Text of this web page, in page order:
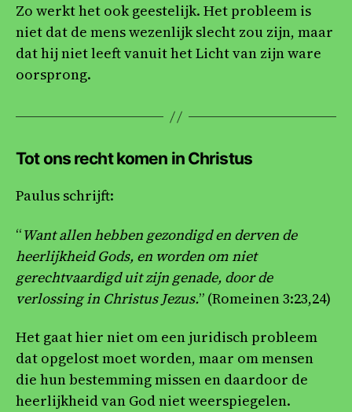
Zo werkt het ook geestelijk. Het probleem is
niet dat de mens wezenlijk slecht zou zijn, maar
dat hij niet leeft vanuit het Licht van zijn ware
oorsprong.
Tot ons recht komen in Christus
Paulus schrijft:
“Want allen hebben gezondigd en derven de
heerlijkheid Gods, en worden om niet
gerechtvaardigd uit zijn genade, door de
verlossing in Christus Jezus.” (Romeinen 3:23,24)
Het gaat hier niet om een juridisch probleem
dat opgelost moet worden, maar om mensen
die hun bestemming missen en daardoor de
heerlijkheid van God niet weerspiegelen.